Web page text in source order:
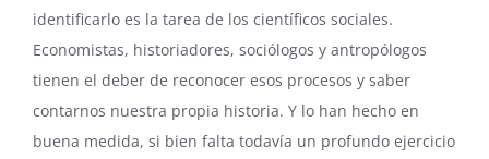
identificarlo es la tarea de los científicos sociales.
Economistas, historiadores, sociólogos y antropólogos
tienen el deber de reconocer esos procesos y saber
contarnos nuestra propia historia. Y lo han hecho en
buena medida, si bien falta todavía un profundo ejercicio